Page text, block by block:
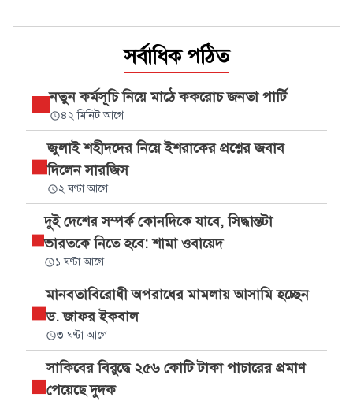
সর্বাধিক পঠিত
নতুন কর্মসূচি নিয়ে মাঠে ককরোচ জনতা পার্টি
৪২ মিনিট আগে
জুলাই শহীদদের নিয়ে ইশরাকের প্রশ্নের জবাব
দিলেন সারজিস
২ ঘণ্টা আগে
দুই দেশের সম্পর্ক কোনদিকে যাবে, সিদ্ধান্তটা
ভারতকে নিতে হবে: শামা ওবায়েদ
১ ঘণ্টা আগে
মানবতাবিরোধী অপরাধের মামলায় আসামি হচ্ছেন
ড. জাফর ইকবাল
৩ ঘণ্টা আগে
সাকিবের বিরুদ্ধে ২৫৬ কোটি টাকা পাচারের প্রমাণ
পেয়েছে দুদক